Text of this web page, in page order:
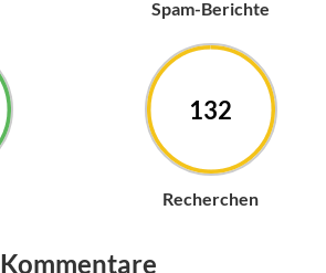
Spam-Berichte
132
Recherchen
Kommentare